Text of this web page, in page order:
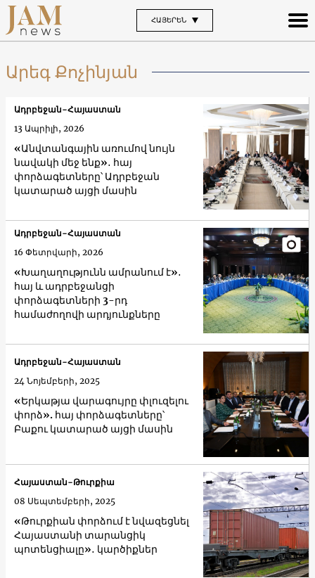
ՀԱՅԵՐԵՆ
Արեգ Քոչինյան
«Անվտանգային առումով նույն
նավակի մեջ ենք»․ հայ
փորձագետները՝ Ադրբեջան
կատարած այցի մասին
Ադրբեջան-Հայաստան
13 Ապրիլի, 2026
«Խաղաղությունն ամրանում է»․
հայ և ադրբեջանցի
փորձագետների 3-րդ
համաժողովի արդյունքները
Ադրբեջան-Հայաստան
16 Փետրվարի, 2026
«Երկաթյա վարագույրը փլուզելու
փորձ». հայ փորձագետները՝
Բաքու կատարած այցի մասին
Ադրբեջան-Հայաստան
24 Նոյեմբերի, 2025
«Թուրքիան փորձում է նվազեցնել
Հայաստանի տարանցիկ
պոտենցիալը»․ կարծիքներ
Հայաստան-Թուրքիա
08 Սեպտեմբերի, 2025